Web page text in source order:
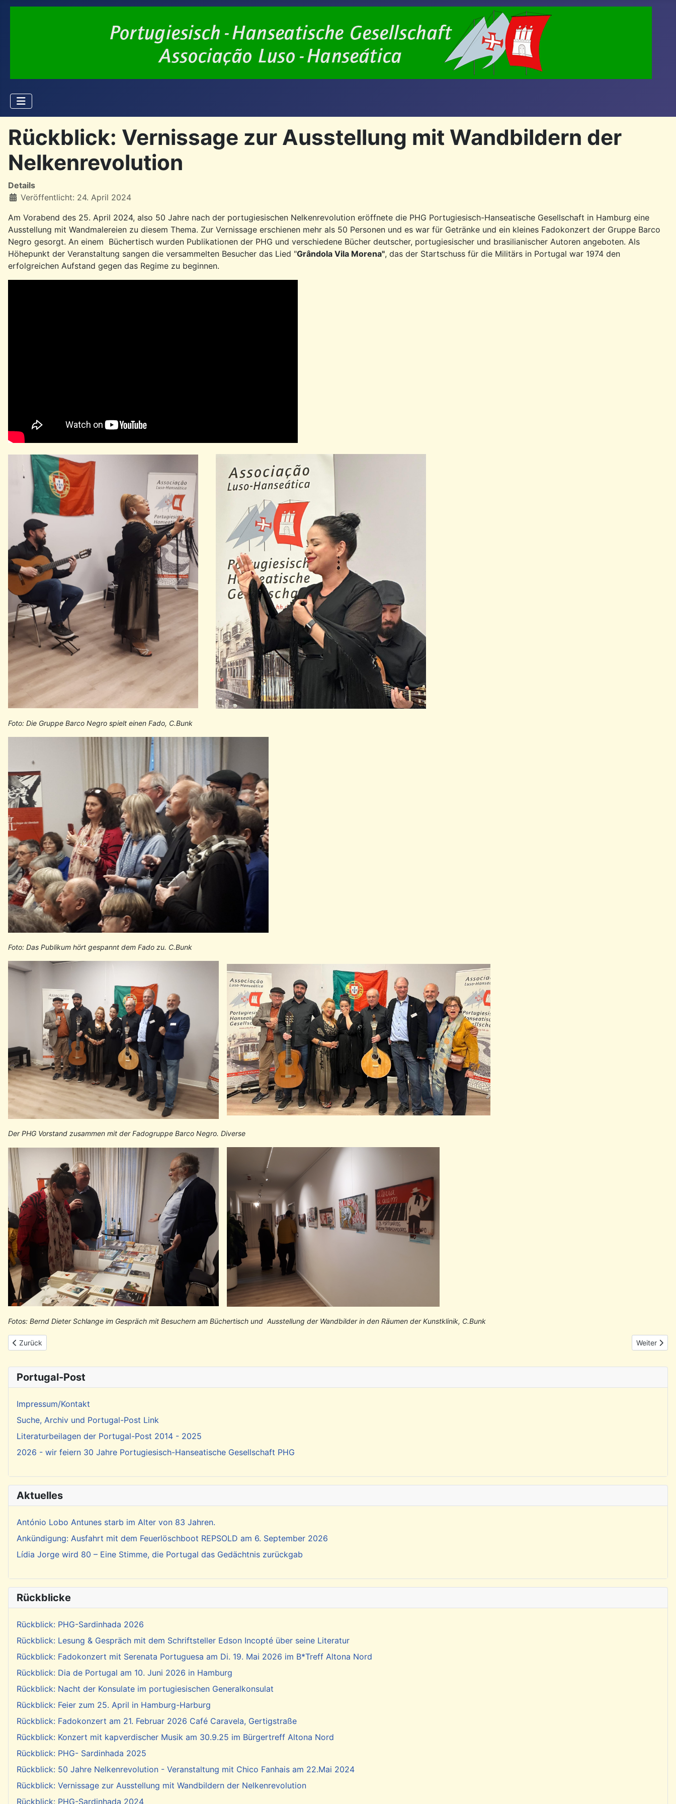
Rückblick: Vernissage zur Ausstellung mit Wandbildern der
Nelkenrevolution
Details
Veröffentlicht: 24. April 2024
Am Vorabend des 25. April 2024, also 50 Jahre nach der portugiesischen Nelkenrevolution eröffnete die PHG Portugiesisch-Hanseatische Gesellschaft in Hamburg eine
Ausstellung mit Wandmalereien zu diesem Thema. Zur Vernissage erschienen mehr als 50 Personen und es war für Getränke und ein kleines Fadokonzert der Gruppe Barco
Negro gesorgt. An einem Büchertisch wurden Publikationen der PHG und verschiedene Bücher deutscher, portugiesischer und brasilianischer Autoren angeboten. Als
Höhepunkt der Veranstaltung sangen die versammelten Besucher das Lied "Grândola Vila Morena", das der Startschuss für die Militärs in Portugal war 1974 den
erfolgreichen Aufstand gegen das Regime zu beginnen.
Foto: Die Gruppe Barco Negro spielt einen Fado, C.Bunk
Foto: Das Publikum hört gespannt dem Fado zu. C.Bunk
Der PHG Vorstand zusammen mit der Fadogruppe Barco Negro. Diverse
Fotos: Bernd Dieter Schlange im Gespräch mit Besuchern am Büchertisch und Ausstellung der Wandbilder in den Räumen der Kunstklinik, C.Bunk
Vorheriger Beitrag: Rückblick: 50 Jahre Nelkenrevolution - Veranstaltung mit Chico Fanhais am 22.Mai 2024
Zurück Nächster
Weiter
Portugal-Post
Impressum/Kontakt
Suche, Archiv und Portugal-Post Link
Literaturbeilagen der Portugal-Post 2014 - 2025
2026 - wir feiern 30 Jahre Portugiesisch-Hanseatische Gesellschaft PHG
Aktuelles
António Lobo Antunes starb im Alter von 83 Jahren.
Ankündigung: Ausfahrt mit dem Feuerlöschboot REPSOLD am 6. September 2026
Lídia Jorge wird 80 – Eine Stimme, die Portugal das Gedächtnis zurückgab
Rückblicke
Rückblick: PHG-Sardinhada 2026
Rückblick: Lesung & Gespräch mit dem Schriftsteller Edson Incopté über seine Literatur
Rückblick: Fadokonzert mit Serenata Portuguesa am Di. 19. Mai 2026 im B*Treff Altona Nord
Rückblick: Dia de Portugal am 10. Juni 2026 in Hamburg
Rückblick: Nacht der Konsulate im portugiesischen Generalkonsulat
Rückblick: Feier zum 25. April in Hamburg-Harburg
Rückblick: Fadokonzert am 21. Februar 2026 Café Caravela, Gertigstraße
Rückblick: Konzert mit kapverdischer Musik am 30.9.25 im Bürgertreff Altona Nord
Rückblick: PHG- Sardinhada 2025
Rückblick: 50 Jahre Nelkenrevolution - Veranstaltung mit Chico Fanhais am 22.Mai 2024
Rückblick: Vernissage zur Ausstellung mit Wandbildern der Nelkenrevolution
Rückblick: PHG-Sardinhada 2024